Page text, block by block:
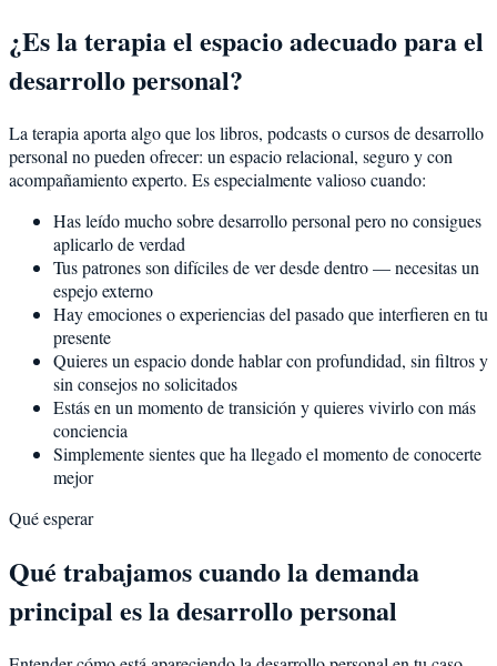
¿Es la terapia el espacio adecuado para el
desarrollo personal?
La terapia aporta algo que los libros, podcasts o cursos de desarrollo
personal no pueden ofrecer: un espacio relacional, seguro y con
acompañamiento experto. Es especialmente valioso cuando:
Has leído mucho sobre desarrollo personal pero no consigues
aplicarlo de verdad
Tus patrones son difíciles de ver desde dentro — necesitas un
espejo externo
Hay emociones o experiencias del pasado que interfieren en tu
presente
Quieres un espacio donde hablar con profundidad, sin filtros y
sin consejos no solicitados
Estás en un momento de transición y quieres vivirlo con más
conciencia
Simplemente sientes que ha llegado el momento de conocerte
mejor
Qué esperar
Qué trabajamos cuando la demanda
principal es la desarrollo personal